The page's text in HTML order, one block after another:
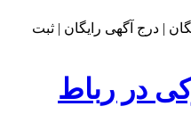
در رباط